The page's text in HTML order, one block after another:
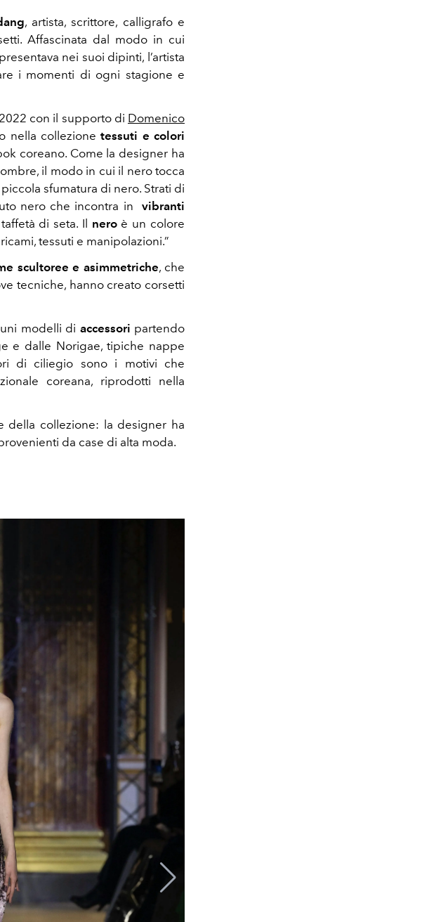
, artista, scrittore, calligrafo e
Affascinata dal modo in cui
nei suoi dipinti, l’artista
i momenti di ogni stagione e
con il supporto di Domenico
nella collezionetessuti e colori
coreano. Come la designer ha
il modo in cui il nero tocca
sfumatura di nero. Strati di
nero che incontra in vibranti
di seta. Il neroè un colore
tessuti e manipolazioni.”
scultoree e asimmetriche, che
tecniche, hanno creato corsetti
modelli di accessori partendo
e dalle Norigae, tipiche nappe
di ciliegio sono i motivi che
coreana, riprodotti nella
della collezione: la designer ha
da case di alta moda.